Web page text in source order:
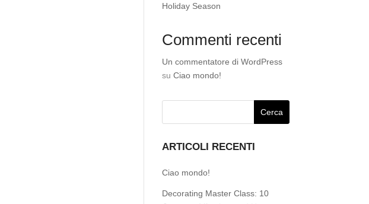
Holiday Season
Commenti recenti
Un commentatore di WordPress
su Ciao mondo!
ARTICOLI RECENTI
Ciao mondo!
Decorating Master Class: 10